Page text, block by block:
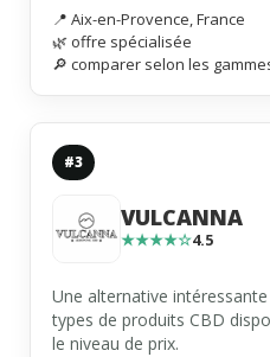
📍 Aix-en-Provence, France
🌿 offre spécialisée
🔎 comparer selon les
#3
VULCANNA
★★★★☆4.5
Une alternative
types de produits CBD
le niveau de prix.